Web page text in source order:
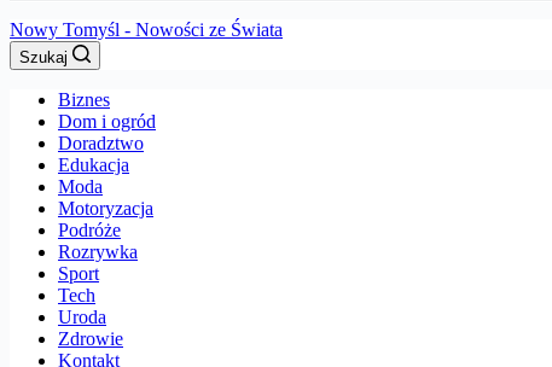
Nowy Tomyśl - Nowości ze Świata
Szukaj
Biznes
Dom i ogród
Doradztwo
Edukacja
Moda
Motoryzacja
Podróże
Rozrywka
Sport
Tech
Uroda
Zdrowie
Kontakt